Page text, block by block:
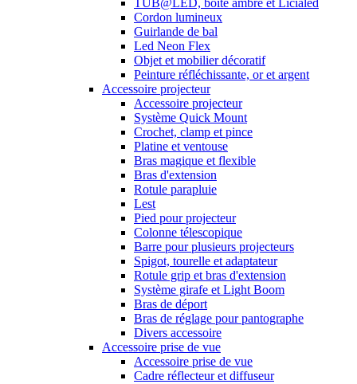
TUB@LED, boîte ambre et Licialed
Cordon lumineux
Guirlande de bal
Led Neon Flex
Objet et mobilier décoratif
Peinture réfléchissante, or et argent
Accessoire projecteur
Accessoire projecteur
Système Quick Mount
Crochet, clamp et pince
Platine et ventouse
Bras magique et flexible
Bras d'extension
Rotule parapluie
Lest
Pied pour projecteur
Colonne télescopique
Barre pour plusieurs projecteurs
Spigot, tourelle et adaptateur
Rotule grip et bras d'extension
Système girafe et Light Boom
Bras de déport
Bras de réglage pour pantographe
Divers accessoire
Accessoire prise de vue
Accessoire prise de vue
Cadre réflecteur et diffuseur